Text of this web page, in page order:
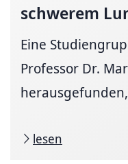
schwerem
Eine
Professor Dr.
lesen